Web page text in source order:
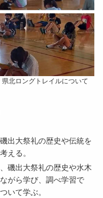
北ロングトレイルについて
出大祭礼の歴史や伝統を
える。
磯出大祭礼の歴史や水木
がら学び、調べ学習で
いて学ぶ。